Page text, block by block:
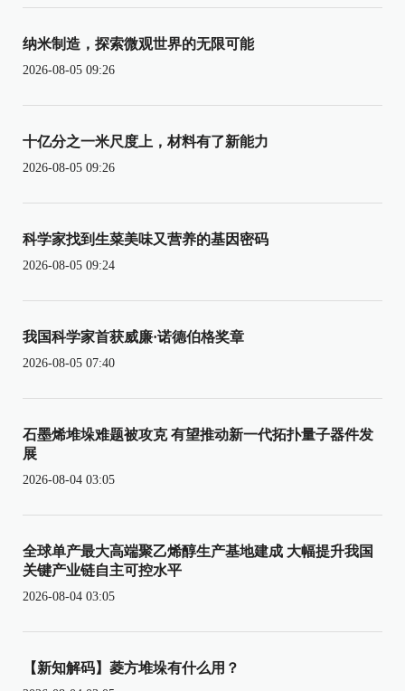
纳米制造，探索微观世界的无限可能
2026-08-05 09:26
十亿分之一米尺度上，材料有了新能力
2026-08-05 09:26
科学家找到生菜美味又营养的基因密码
2026-08-05 09:24
我国科学家首获威廉·诺德伯格奖章
2026-08-05 07:40
石墨烯堆垛难题被攻克 有望推动新一代拓扑量子器件发
展
2026-08-04 03:05
全球单产最大高端聚乙烯醇生产基地建成 大幅提升我国
关键产业链自主可控水平
2026-08-04 03:05
【新知解码】菱方堆垛有什么用？